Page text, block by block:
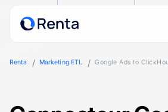
Renta Marketing ETL Google Ads to